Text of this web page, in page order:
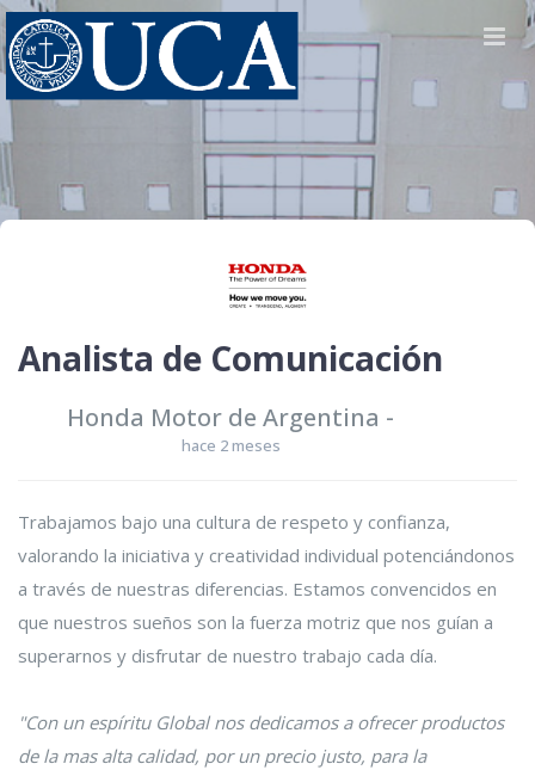
Analista de Comunicación
Honda Motor de Argentina -
hace 2 meses
Trabajamos bajo una cultura de respeto y confianza,
valorando la iniciativa y creatividad individual potenciándonos
a través de nuestras diferencias. Estamos convencidos en
que nuestros sueños son la fuerza motriz que nos guían a
superarnos y disfrutar de nuestro trabajo cada día.
"Con un espíritu Global nos dedicamos a ofrecer productos
de la mas alta calidad, por un precio justo, para la